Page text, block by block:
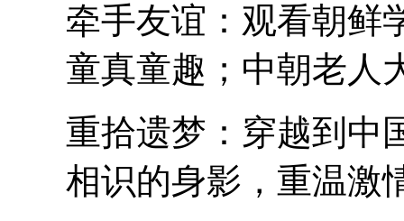
牵手友谊：观看朝鲜
童真童趣；中朝老人
重拾遗梦：穿越到中
相识的身影，重温激